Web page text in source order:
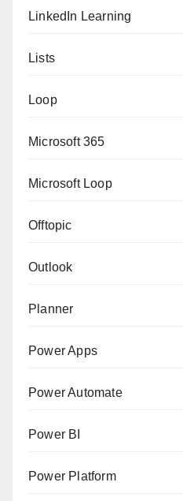
LinkedIn Learning
Lists
Loop
Microsoft 365
Microsoft Loop
Offtopic
Outlook
Planner
Power Apps
Power Automate
Power BI
Power Platform